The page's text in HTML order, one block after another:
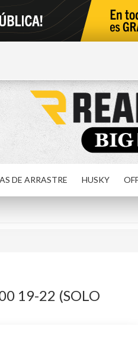
DE ARRASTRE HUSKY
19-22 (SOLO